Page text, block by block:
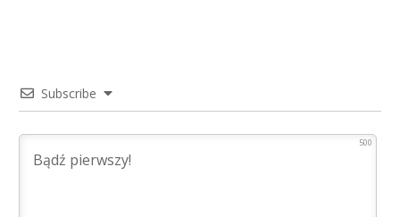
Subscribe
500